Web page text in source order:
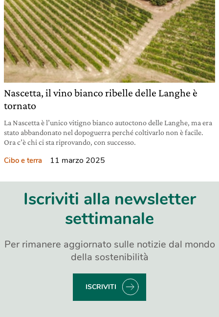
Nascetta, il vino bianco ribelle delle Langhe è
tornato
La Nascetta è l’unico vitigno bianco autoctono delle Langhe, ma era
stato abbandonato nel dopoguerra perché coltivarlo non è facile.
Ora c’è chi ci sta riprovando, con successo.
Cibo e terra 11 marzo 2025
Iscriviti alla newsletter
settimanale
Per rimanere aggiornato sulle notizie dal mondo
della sostenibilità
ISCRIVITI